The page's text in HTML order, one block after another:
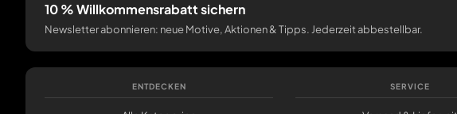
10 % Willkommensrabatt sichern
Newsletter abonnieren: neue Motive, Aktionen & Tipps. Jederzeit abbestellbar.
ENTDECKEN SERVICE